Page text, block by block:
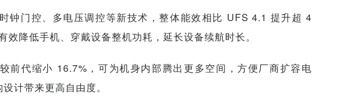
钟门控、多电压调控等新技术，整体能效相比 UFS 4.1 提升超 4
降低手机、穿戴设备整机功耗，延长设备续航时长。
前代缩小 16.7%，可为机身内部腾出更多空间，方便厂商扩容电
计带来更高自由度。